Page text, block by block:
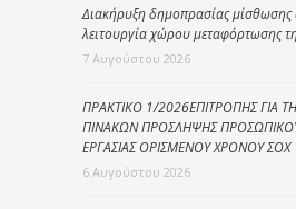
Διακήρυξη δημοπρασίας μίσθωσης
λειτουργία χώρου μεταφόρτωσης
7 Αυγούστου 2026
ΠΡΑΚΤΙΚΟ 1/2026ΕΠΙΤΡΟΠΗΣ ΓΙΑ
ΠΙΝΑΚΩΝ ΠΡΟΣΛΗΨΗΣ
ΕΡΓΑΣΙΑΣ ΟΡΙΣΜΕΝΟΥ ΧΡΟΝΟΥ ΣΟΧ
6 Αυγούστου 2026